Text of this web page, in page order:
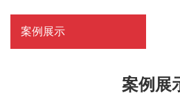
案例展示
案例展